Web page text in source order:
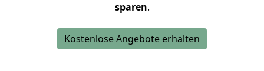
sparen.
Kostenlose Angebote erhalten